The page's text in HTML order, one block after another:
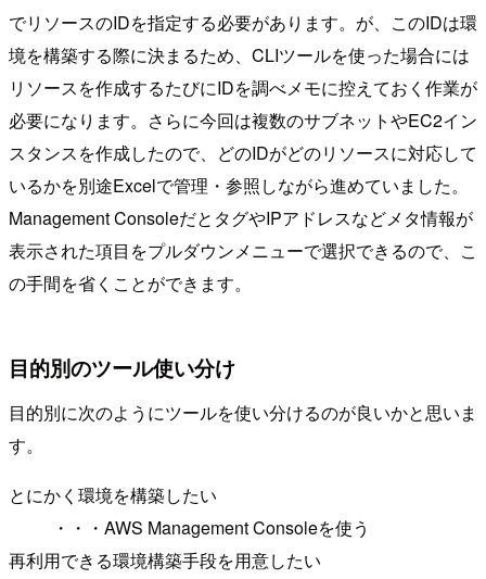
でリソースのIDを指定する必要があります。が、このIDは環
境を構築する際に決まるため、CLIツールを使った場合には
リソースを作成するたびにIDを調べメモに控えておく作業が
必要になります。さらに今回は複数のサブネットやEC2イン
スタンスを作成したので、どのIDがどのリソースに対応して
いるかを別途Excelで管理・参照しながら進めていました。
Management ConsoleだとタグやIPアドレスなどメタ情報が
表示された項目をプルダウンメニューで選択できるので、こ
の手間を省くことができます。
目的別のツール使い分け
目的別に次のようにツールを使い分けるのが良いかと思いま
す。
とにかく環境を構築したい
・・・AWS Management Consoleを使う
再利用できる環境構築手段を用意したい